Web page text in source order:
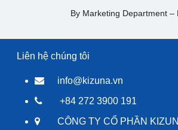
By Marketing Department –
Liên hệ chúng tôi
info@kizuna.vn
+84 272 3900 191
CÔNG TY CỔ PHẦN